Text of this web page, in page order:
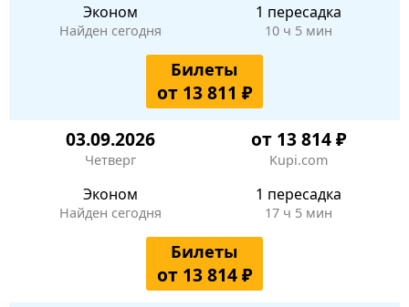
Эконом
Найден сегодня
1 пересадка
10 ч 5 мин
Билеты
от 13 811 ₽
03.09.2026
Четверг
от 13 814 ₽
Kupi.com
Эконом
Найден сегодня
1 пересадка
17 ч 5 мин
Билеты
от 13 814 ₽